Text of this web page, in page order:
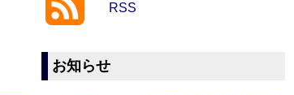
RSS
お知らせ